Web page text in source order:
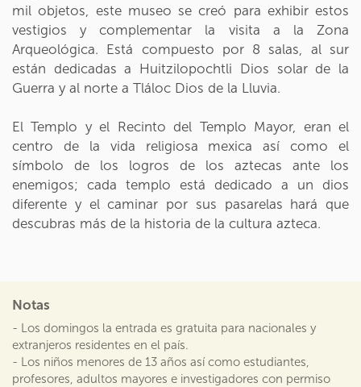
mil objetos, este museo se creó para exhibir estos
vestigios y complementar la visita a la Zona
Arqueológica. Está compuesto por 8 salas, al sur
están dedicadas a Huitzilopochtli Dios solar de la
Guerra y al norte a Tláloc Dios de la Lluvia.
El Templo y el Recinto del Templo Mayor, eran el
centro de la vida religiosa mexica así como el
símbolo de los logros de los aztecas ante los
enemigos; cada templo está dedicado a un dios
diferente y el caminar por sus pasarelas hará que
descubras más de la historia de la cultura azteca.
Notas
- Los domingos la entrada es gratuita para nacionales y
extranjeros residentes en el país.
- Los niños menores de 13 años así como estudiantes,
profesores, adultos mayores e investigadores con permiso